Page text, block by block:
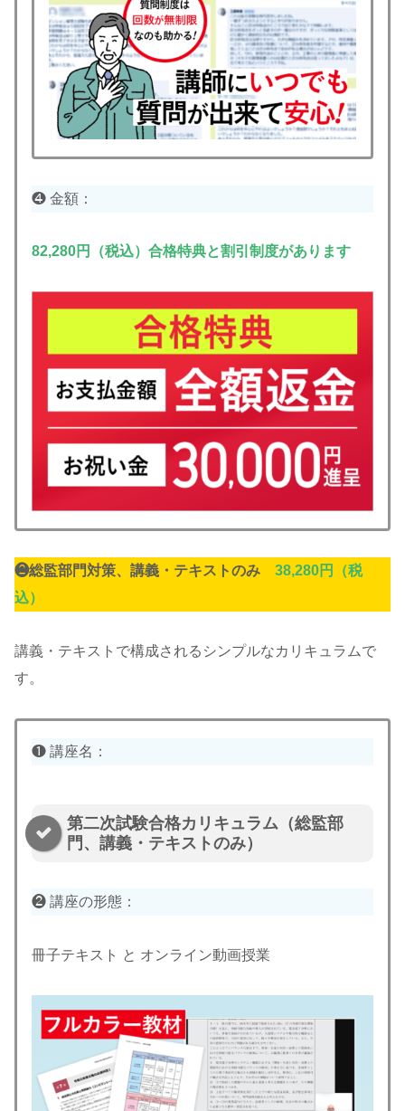
❹ 金額：
82,280円（税込）合格特典と割引制度があります
❷総監部門対策、 講義・テキストのみ 38,280円（税
込）
講義・テキストで構成されるシンプルなカリキュラムで
す。
❶ 講座名：
第二次試験合格カリキュラム（総監部
門、講義・テキストのみ）
❷ 講座の形態：
冊子テキスト と オンライン動画授業